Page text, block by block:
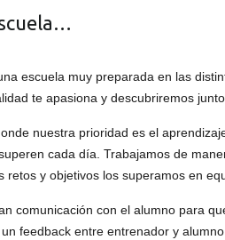
escuela muy preparada en las
te apasiona y descubriremos
nuestra prioridad es el
cada día. Trabajamos de
y objetivos los superamos en
comunicación con el alumno para
feedback entre entrenador y